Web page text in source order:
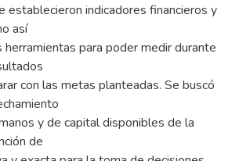
establecieron indicadores financieros y
así
para poder medir durante
con las metas planteadas. Se buscó
y de capital disponibles de la
de